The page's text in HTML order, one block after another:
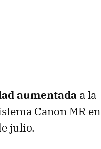
aumentada a la
Canon MR en
julio.